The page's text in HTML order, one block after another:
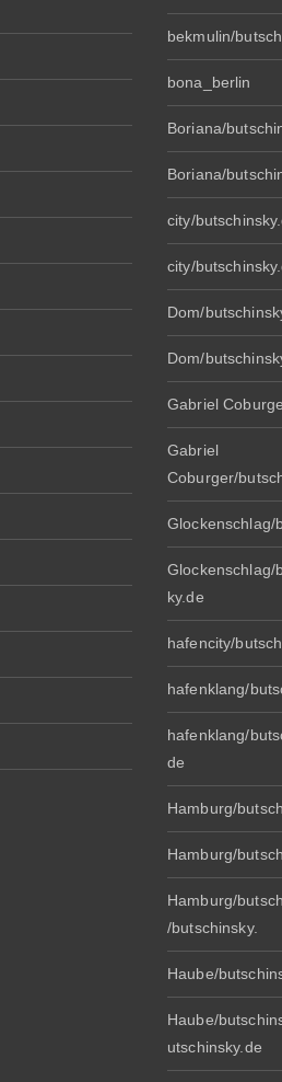
bekmulin/
bona_berlin
Boriana/
Boriana/
city/
city/
Dom/
Dom/
Gabriel
Gabriel
Coburger/
Glockenschlag/
Glockenschlag/
ky.de
hafencity/
hafenklang/
hafenklang/
de
Hamburg/
Hamburg/
Hamburg/
/butschinsky.
Haube/
Haube/
utschinsky.de